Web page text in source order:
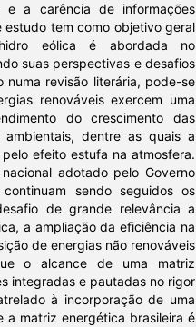
e a carência de informações
estudo tem como objetivo geral
eólica é abordada no
suas perspectivas e desafios
numa revisão literária, pode-se
renováveis exercem uma
do crescimento das
ambientais, dentre as quais a
efeito estufa na atmosfera.
adotado pelo Governo
sendo seguidos os
de grande relevância a
a ampliação da eficiência na
de energias não renováveis
o alcance de uma matriz
integradas e pautadas no rigor
à incorporação de uma
a matriz energética brasileira é